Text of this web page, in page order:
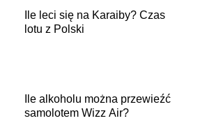
Ile leci się na Karaiby? Czas
lotu z Polski
Ile alkoholu można przewieźć
samolotem Wizz Air?